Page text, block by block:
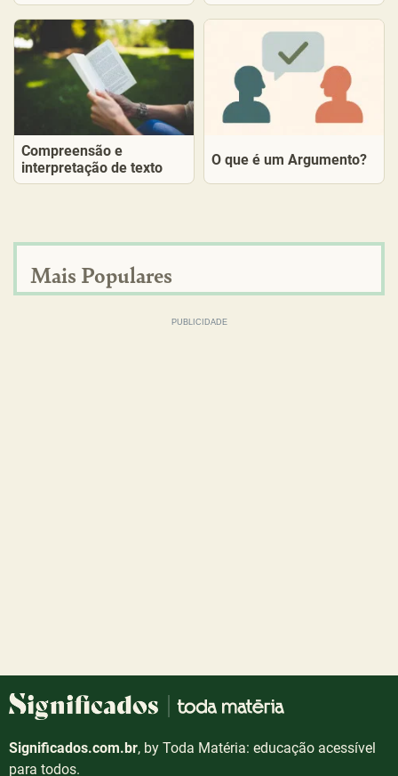
Compreensão e
interpretação de texto
O que é um Argumento?
Mais Populares
Significados.com.br, by Toda Matéria: educação acessível
para todos.